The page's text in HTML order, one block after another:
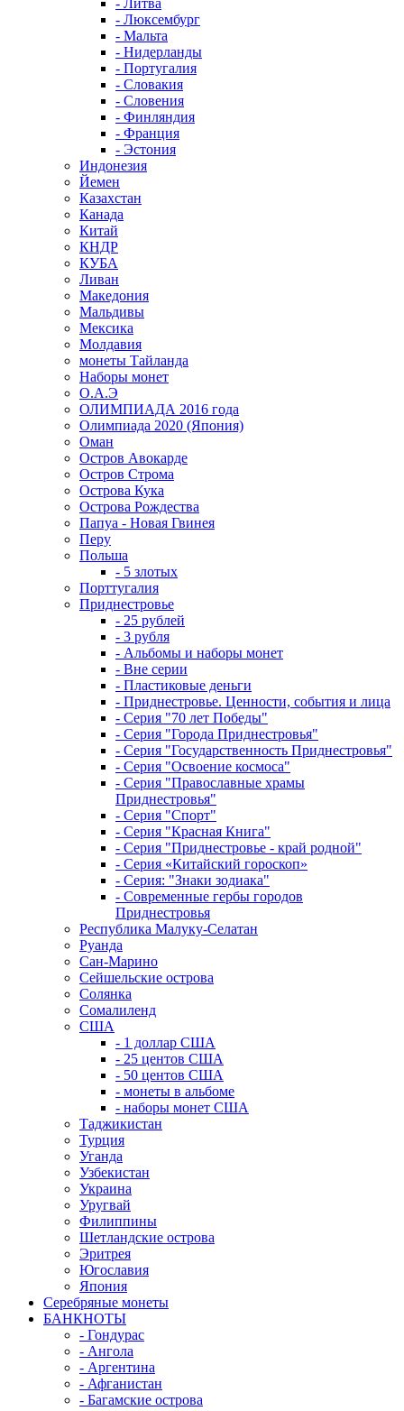
- Литва
- Люксембург
- Мальта
- Нидерланды
- Португалия
- Словакия
- Словения
- Финляндия
- Франция
- Эстония
Индонезия
Йемен
Казахстан
Канада
Китай
КНДР
КУБА
Ливан
Македония
Мальдивы
Мексика
Молдавия
монеты Тайланда
Наборы монет
О.А.Э
ОЛИМПИАДА 2016 года
Олимпиада 2020 (Япония)
Оман
Остров Авокарде
Остров Строма
Острова Кука
Острова Рождества
Папуа - Новая Гвинея
Перу
Польша
- 5 злотых
Порттугалия
Приднестровье
- 25 рублей
- 3 рубля
- Альбомы и наборы монет
- Вне серии
- Пластиковые деньги
- Приднестровье. Ценности, события и лица
- Серия "70 лет Победы"
- Серия "Города Приднестровья"
- Серия "Государственность Приднестровья"
- Серия "Освоение космоса"
- Серия "Православные храмы
Приднестровья"
- Серия "Спорт"
- Серия "Красная Книга"
- Серия "Приднестровье - край родной"
- Серия «Китайский гороскоп»
- Серия: "Знаки зодиака"
- Современные гербы городов
Приднестровья
Республика Малуку-Селатан
Руанда
Сан-Марино
Сейшельские острова
Солянка
Сомалиленд
США
- 1 доллар США
- 25 центов США
- 50 центов США
- монеты в альбоме
- наборы монет США
Таджикистан
Турция
Уганда
Узбекистан
Украина
Уругвай
Филиппины
Шетландские острова
Эритрея
Югославия
Япония
Серебряные монеты
БАНКНОТЫ
- Гондурас
- Ангола
- Аргентина
- Афганистан
- Багамские острова